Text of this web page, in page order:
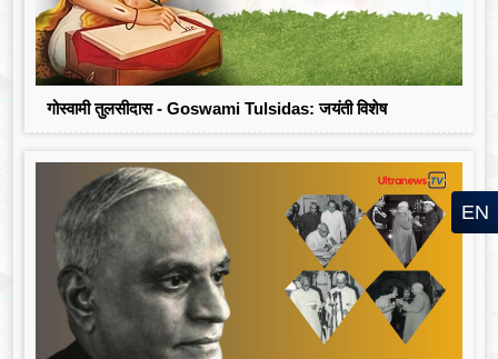
गोस्वामी तुलसीदास - Goswami Tulsidas: जयंती विशेष
EN